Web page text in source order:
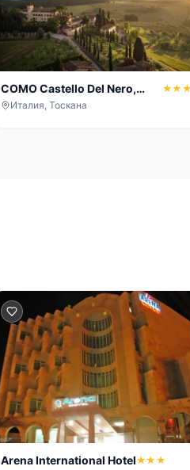
COMO Castello Del Nero,
Tuscany
Италия, Тоскана
Arena International Hotel★★★